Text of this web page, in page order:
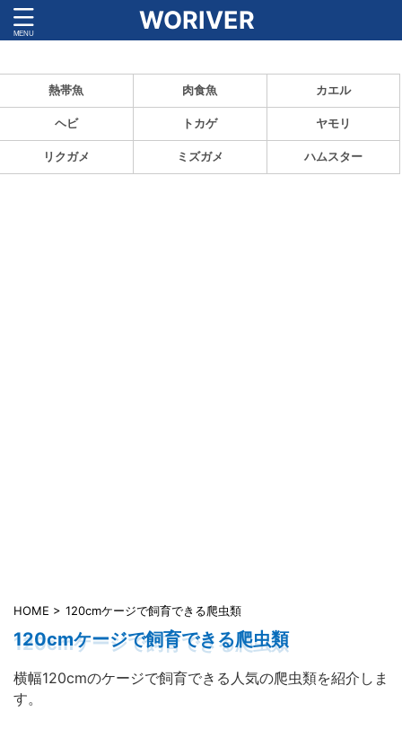
WORIVER
熱帯魚 肉食魚 カエル
ヘビ トカゲ ヤモリ
リクガメ ミズガメ ハムスター
HOME > 120cmケージで飼育できる爬虫類
120cmケージで飼育できる爬虫類
横幅120cmのケージで飼育できる人気の爬虫類を紹介しま
す。